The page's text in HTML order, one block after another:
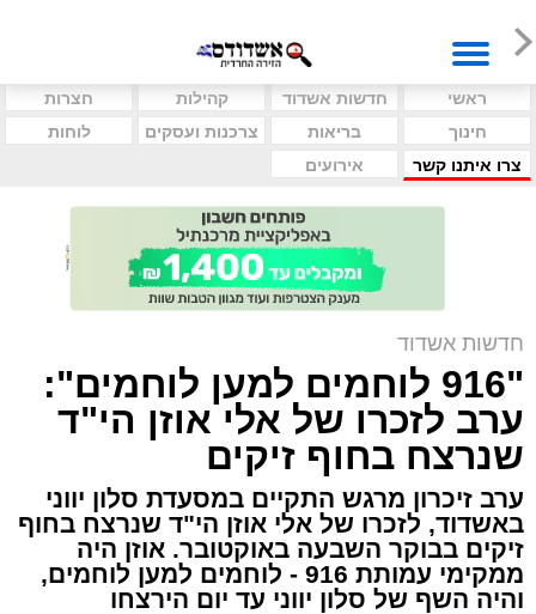
ראשי חדשות אשדוד קהילות
חצרות
חינוך
בריאות צרכנות ועסקים
לוחות
צרו איתנו קשר
אירועים
חדשות אשדוד
"916 לוחמים למען לוחמים":
ערב לזכרו של אלי אוזן הי"ד
שנרצח בחוף זיקים
ערב זיכרון מרגש התקיים במסעדת סלון יווני
באשדוד, לזכרו של אלי אוזן הי"ד שנרצח בחוף
זיקים בבוקר השבעה באוקטובר. אוזן היה
ממקימי עמותת 916 - לוחמים למען לוחמים,
והיה השף של סלון יווני עד יום הירצחו